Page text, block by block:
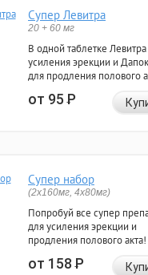
Супер Левитра
20 + 60 мг
В одной таблетке
усиления эрекции и
для продления полового
от 95Р
Супер набор
(2х160мг, 4х80мг)
Попробуй все супер
для усиления эрекции и
продления полового акта!
от 158Р